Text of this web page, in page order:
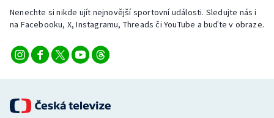
Veslování
Vodní slalom
Ostatní
Nenechte si nikde ujít nejnovější sportovní události. Sledujte nás i
na Facebooku, X, Instagramu, Threads či YouTube a buďte v obraze.